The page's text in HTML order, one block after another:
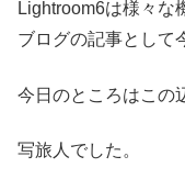
Lightroom6は様々な
ブログの記事として
今日のところはこの
写旅人でした。